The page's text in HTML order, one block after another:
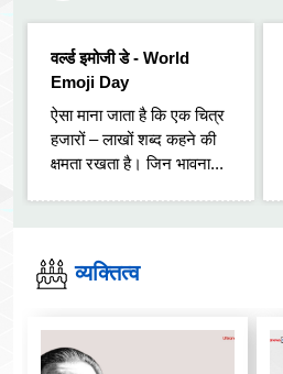
वर्ल्ड इमोजी डे - World
Emoji Day
ऐसा माना जाता है कि एक चित्र
हजारों – लाखों शब्द कहने की
क्षमता रखता है। जिन भावना...
व्यक्तित्व